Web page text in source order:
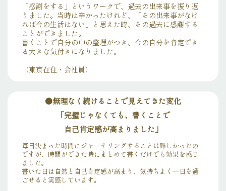
「感謝をする」というワークで、過去の出来事を振り返
りました。当時は辛かったけれど、「その出来事がなけ
れば今の生活はない」と思えた時、その過去に感謝する
ことができました。
書くことで自分の中の整理がつき、今の自分を肯定でき
る大きな気付きになりました。
（東京在住・会社員）
●無理なく続けることで見えてきた変化
「完璧じゃなくても、書くことで
自己肯定感が高まりました」
毎日決まった時間にジャーナリングすることは難しかったの
ですが、時間ができた時にまとめて書くだけでも効果を感じ
ました。
書いた日は自然と自己肯定感が高まり、気持ちよく一日を過
ごせると実感しています。